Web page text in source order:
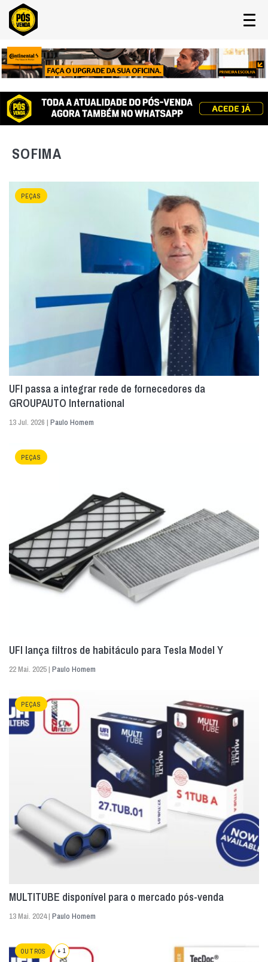
SOFIMA
PEÇAS
UFI passa a integrar rede de fornecedores da
GROUPAUTO International
13 Jul. 2026 | Paulo Homem
PEÇAS
UFI lança filtros de habitáculo para Tesla Model Y
22 Mai. 2025 | Paulo Homem
PEÇAS
MULTITUBE disponível para o mercado pós-venda
13 Mai. 2024 | Paulo Homem
OUTROS + 1